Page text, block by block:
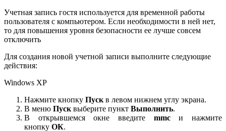
Учетная запись гостя используется для временной работы
пользователя с компьютером. Если необходимости в ней нет,
то для повышения уровня безопасности ее лучше совсем
отключить
Для создания новой учетной записи выполните следующие
действия:
Windows XP
Нажмите кнопку Пуск в левом нижнем углу экрана.
В меню Пуск выберите пункт Выполнить.
В открывшемся окне введите mmcи нажмите
кнопку ОК.